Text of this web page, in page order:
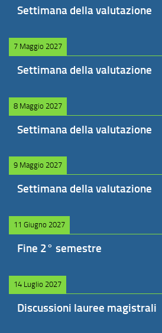
Settimana della valutazione
7 Maggio 2027
Settimana della valutazione
8 Maggio 2027
Settimana della valutazione
9 Maggio 2027
Settimana della valutazione
11 Giugno 2027
Fine 2° semestre
14 Luglio 2027
Discussioni lauree magistrali